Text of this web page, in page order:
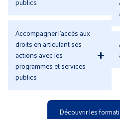
Accompagner l’accès aux
droits en articulant ses
actions avec les
programmes et services
publics
Découvrir les